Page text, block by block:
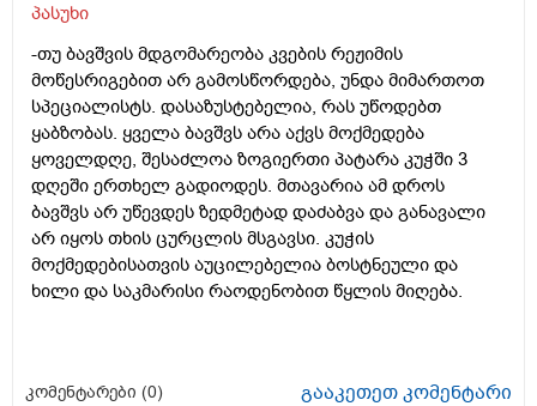
პასუხი
-თუ ბავშვის მდგომარეობა კვების რეჟიმის
მოწესრიგებით არ გამოსწორდება, უნდა მიმართოთ
სპეციალისტს. დასაზუსტებელია, რას უწოდებთ
ყაბზობას. ყველა ბავშვს არა აქვს მოქმედება
ყოველდღე, შესაძლოა ზოგიერთი პატარა კუჭში 3
დღეში ერთხელ გადიოდეს. მთავარია ამ დროს
ბავშვს არ უწევდეს ზედმეტად დაძაბვა და განავალი
არ იყოს თხის ცურცლის მსგავსი. კუჭის
მოქმედებისათვის აუცილებელია ბოსტნეული და
ხილი და საკმარისი რაოდენობით წყლის მიღება.
კომენტარები (0) გააკეთეთ კომენტარი